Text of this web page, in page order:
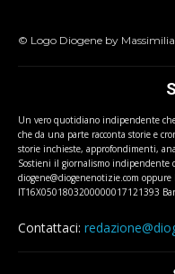
© Logo Diogene by
Un vero quotidiano indipendente
che da una parte racconta storie e
storie inchieste, approfondimenti,
Sostieni il giornalismo indipendente
diogene@diogenenotizie.com
IT16X0501803200000017121393
Contattaci: